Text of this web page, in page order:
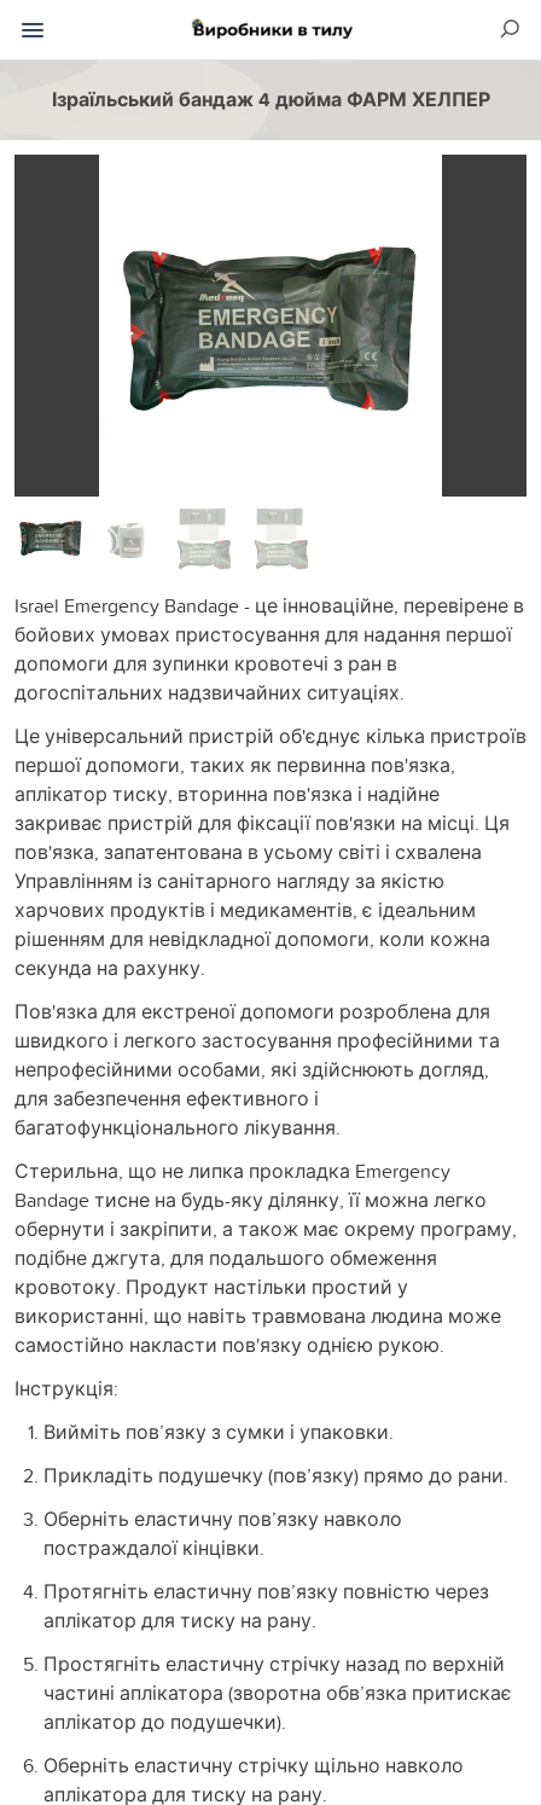
Ізраїльський бандаж 4 дюйма ФАРМ ХЕЛПЕР
Israel Emergency Bandage - це інноваційне, перевірене в
бойових умовах пристосування для надання першої
допомоги для зупинки кровотечі з ран в
догоспітальних надзвичайних ситуаціях.
Це універсальний пристрій об'єднує кілька пристроїв
першої допомоги, таких як первинна пов'язка,
аплікатор тиску, вторинна пов'язка і надійне
закриває пристрій для фіксації пов'язки на місці. Ця
пов'язка, запатентована в усьому світі і схвалена
Управлінням із санітарного нагляду за якістю
харчових продуктів і медикаментів, є ідеальним
рішенням для невідкладної допомоги, коли кожна
секунда на рахунку.
Пов'язка для екстреної допомоги розроблена для
швидкого і легкого застосування професійними та
непрофесійними особами, які здійснюють догляд,
для забезпечення ефективного і
багатофункціонального лікування.
Стерильна, що не липка прокладка Emergency
Bandage тисне на будь-яку ділянку, її можна легко
обернути і закріпити, а також має окрему програму,
подібне джгута, для подальшого обмеження
кровотоку. Продукт настільки простий у
використанні, що навіть травмована людина може
самостійно накласти пов'язку однією рукою.
Інструкція:
Вийміть пов’язку з сумки і упаковки.
Прикладіть подушечку (пов’язку) прямо до рани.
Оберніть еластичну пов’язку навколо
постраждалої кінцівки.
Протягніть еластичну пов’язку повністю через
аплікатор для тиску на рану.
Простягніть еластичну стрічку назад по верхній
частині аплікатора (зворотна обв’язка притискає
аплікатор до подушечки).
Оберніть еластичну стрічку щільно навколо
аплікатора для тиску на рану.